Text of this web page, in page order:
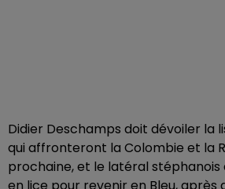
Didier Deschamps doit dévoiler la
qui affronteront la Colombie et la
prochaine, et le latéral stéphanois